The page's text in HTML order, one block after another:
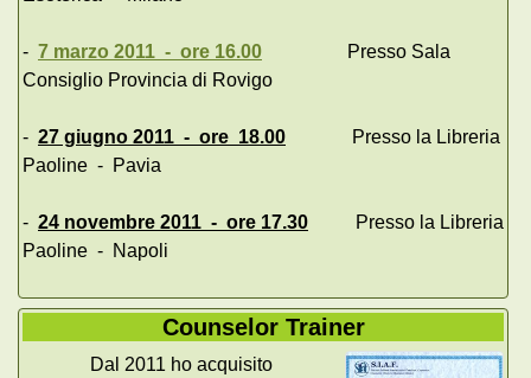
- 7 marzo 2011 - ore 16.00 Presso Sala
Consiglio Provincia di Rovigo
- 27 giugno 2011 - ore 18.00
Presso la Libreria
Paoline - Pavia
- 24 novembre 2011 - ore 17.30 Presso la Libreria
Paoline - Napoli
Counselor Trainer
Dal 2011 ho acquisito